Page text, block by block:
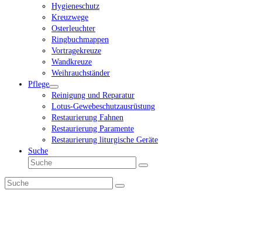
Hygieneschutz
Kreuzwege
Osterleuchter
Ringbuchmappen
Vortragekreuze
Wandkreuze
Weihrauchständer
Pflege
Reinigung und Reparatur
Lotus-Gewebeschutzausrüstung
Restaurierung Fahnen
Restaurierung Paramente
Restaurierung liturgische Geräte
Suche
Suche
Senden
Suche
Senden